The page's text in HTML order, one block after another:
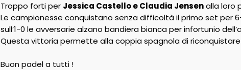
Troppo forti per Jessica Castello e Claudia Jensenalla loro
Le campionesse conquistano senza difficoltà il primo set per
sull’1-0 le avversarie alzano bandiera bianca per infortunio
Questa vittoria permette alla coppia spagnola di
Buon padel a tutti !